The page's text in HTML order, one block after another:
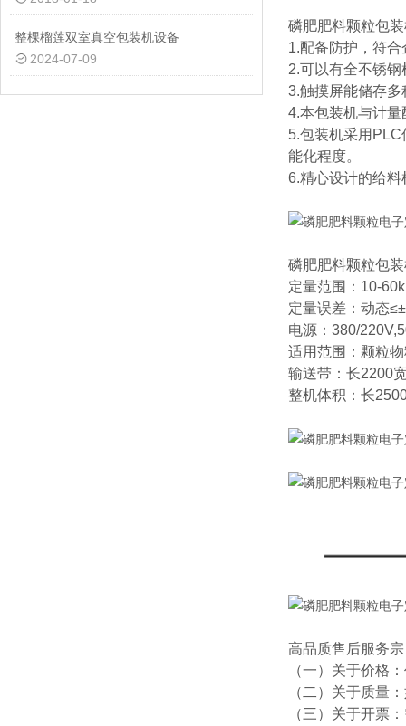
整棵榴莲双室真空包装机设备
2024-07-09
磷肥肥料颗粒包
1.配备防护，符
2.可以有全不锈
3.触摸屏能储存
4.本包装机与计
5.包装机采用
能化程度。
6.精心设计的给
磷肥肥料颗粒包
定量范围：10-
定量误差：动态
电源：380/
适用范围：颗粒
输送带：长2200
整机体积：长
高品质售后服务
（一）关于价格
（二）关于质量
（三）关于开票